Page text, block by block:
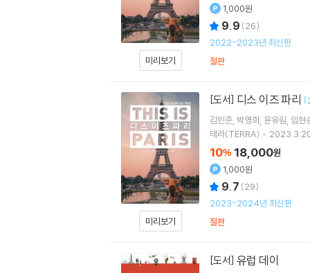
미리보기
1,000원
9.9 (26)
2022-2023년 최신판
절판
미리보기
[도서] 디스 이즈 파리 [
김민준 박영희 윤유림 임현
테라(TERRA)
10% 18,000원
1,000원
9.7 (29)
2023-2024년 최신판
절판
[도서] 유럽 데이